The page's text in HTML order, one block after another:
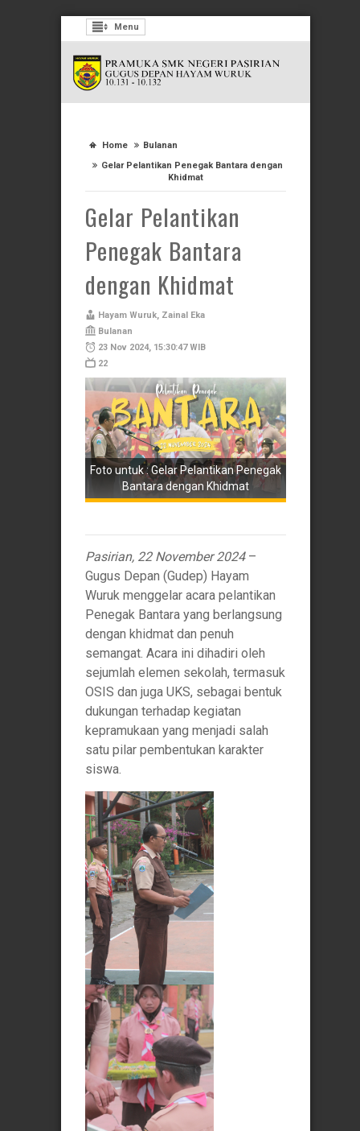
Menu
Home
Bulanan
Gelar Pelantikan Penegak Bantara dengan
Khidmat
Gelar Pelantikan
Penegak Bantara
dengan Khidmat
Hayam Wuruk, Zainal Eka
Bulanan
23 Nov 2024, 15:30:47 WIB
22
Foto untuk : Gelar Pelantikan Penegak
Bantara dengan Khidmat
Pasirian, 22 November 2024–
Gugus Depan (Gudep) Hayam
Wuruk menggelar acara pelantikan
Penegak Bantara yang berlangsung
dengan khidmat dan penuh
semangat. Acara ini dihadiri oleh
sejumlah elemen sekolah, termasuk
OSIS dan juga UKS, sebagai bentuk
dukungan terhadap kegiatan
kepramukaan yang menjadi salah
satu pilar pembentukan karakter
siswa.